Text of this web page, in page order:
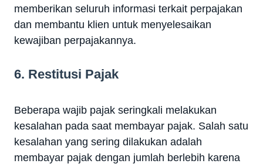
memberikan seluruh informasi terkait perpajakan
dan membantu klien untuk menyelesaikan
kewajiban perpajakannya.
6. Restitusi Pajak
Beberapa wajib pajak seringkali melakukan
kesalahan pada saat membayar pajak. Salah satu
kesalahan yang sering dilakukan adalah
membayar pajak dengan jumlah berlebih karena